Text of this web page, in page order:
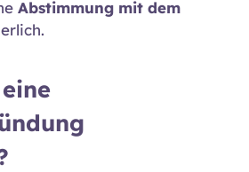
Abstimmung mit dem